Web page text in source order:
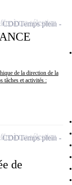
de la direction de la
tâches et activités :
CDDTemps plein
à ma sélection
de
CDDTemps plein
à ma sélection